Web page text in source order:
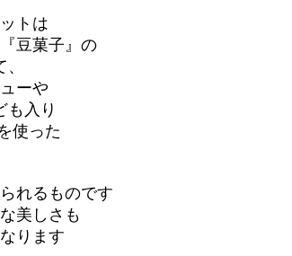
トは
豆菓子』の
ーや
も入り
使った
れるものです
美しさも
ります